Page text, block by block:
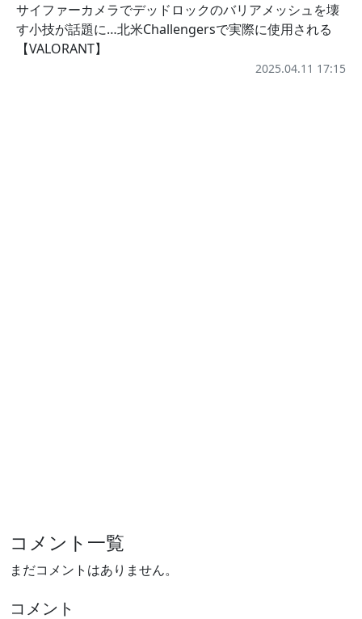
サイファーカメラでデッドロックのバリアメッシュを壊
す小技が話題に…北米Challengersで実際に使用される
【VALORANT】
2025.04.11 17:15
コメント一覧
まだコメントはありません。
コメント